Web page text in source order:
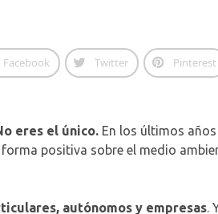
Facebook Twitter Pinterest
eres el único. En los últimos
positiva sobre el medio
autónomos y empresas.